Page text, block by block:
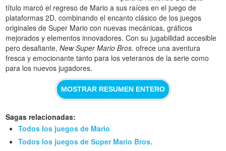
título marcó el regreso de Mario a sus raíces en el juego de
plataformas 2D, combinando el encanto clásico de los juegos
originales de Super Mario con nuevas mecánicas, gráficos
mejorados y elementos innovadores. Con su jugabilidad accesible
pero desafiante,New Super Mario Bros. ofrece una aventura
fresca y emocionante tanto para los veteranos de la serie como
para los nuevos jugadores.
MOSTRAR RESUMEN ENTERO
Sagas relacionadas:
Todos los juegos de Mario
Todos los juegos de Super Mario Bros.